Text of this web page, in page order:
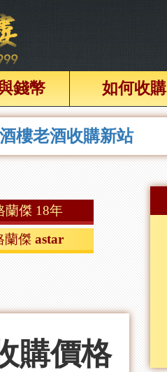
錢幣 如何收購
樓老酒收購新站
蘭傑 18年
蘭傑 astar
購價格